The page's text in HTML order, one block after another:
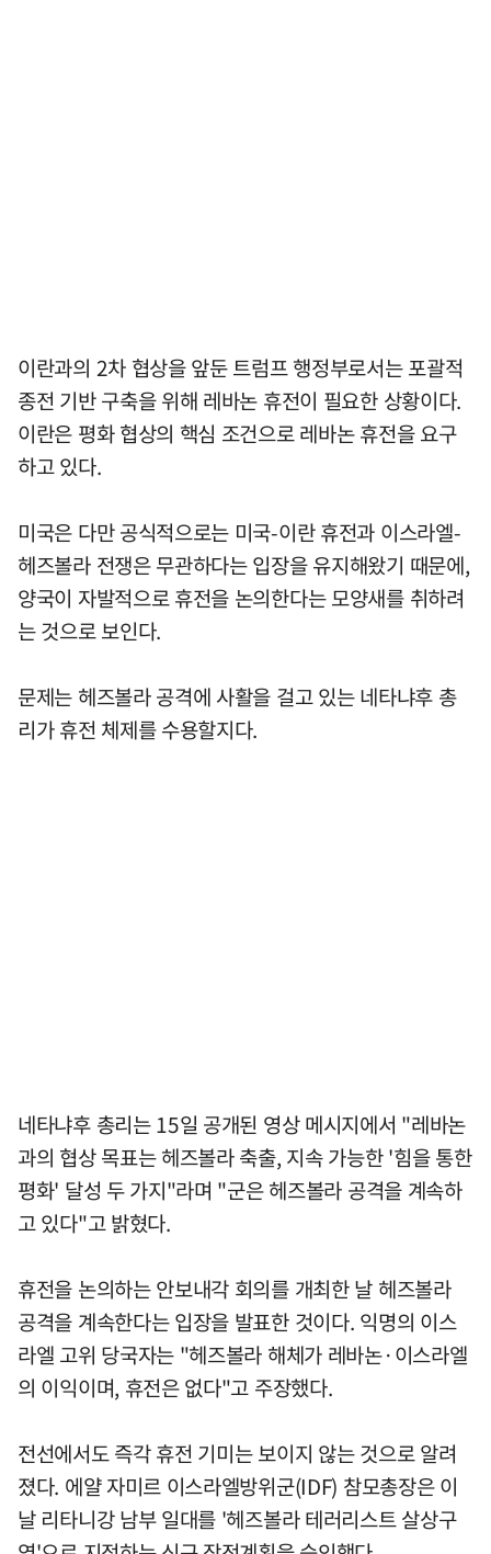
이란과의 2차 협상을 앞둔 트럼프 행정부로서는 포괄적
종전 기반 구축을 위해 레바논 휴전이 필요한 상황이다.
이란은 평화 협상의 핵심 조건으로 레바논 휴전을 요구
하고 있다.
미국은 다만 공식적으로는 미국-이란 휴전과 이스라엘-
헤즈볼라 전쟁은 무관하다는 입장을 유지해왔기 때문에,
양국이 자발적으로 휴전을 논의한다는 모양새를 취하려
는 것으로 보인다.
문제는 헤즈볼라 공격에 사활을 걸고 있는 네타냐후 총
리가 휴전 체제를 수용할지다.
네타냐후 총리는 15일 공개된 영상 메시지에서 "레바논
과의 협상 목표는 헤즈볼라 축출, 지속 가능한 '힘을 통한
평화' 달성 두 가지"라며 "군은 헤즈볼라 공격을 계속하
고 있다"고 밝혔다.
휴전을 논의하는 안보내각 회의를 개최한 날 헤즈볼라
공격을 계속한다는 입장을 발표한 것이다. 익명의 이스
라엘 고위 당국자는 "헤즈볼라 해체가 레바논·이스라엘
의 이익이며, 휴전은 없다"고 주장했다.
전선에서도 즉각 휴전 기미는 보이지 않는 것으로 알려
졌다. 에얄 자미르 이스라엘방위군(IDF) 참모총장은 이
날 리타니강 남부 일대를 '헤즈볼라 테러리스트 살상구